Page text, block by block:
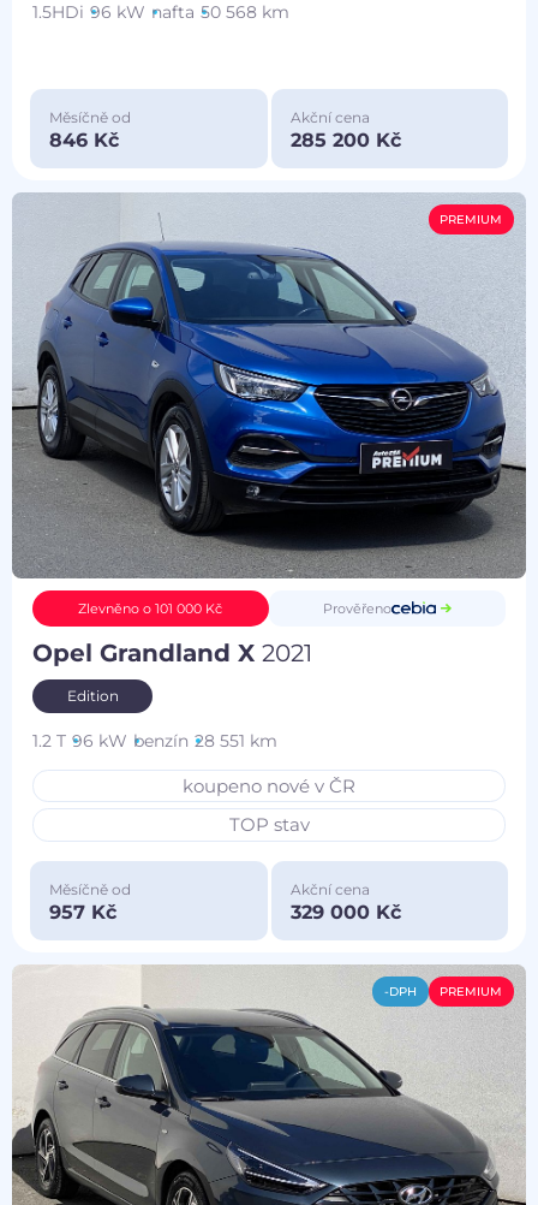
1.5HDi 96 kW nafta 50 568 km
Měsíčně od
846 Kč
Akční cena
285 200 Kč
PREMIUM
Zlevněno o 101 000 Kč Prověřeno
Opel Grandland X2021
Edition
1.2 T 96 kW benzín 28 551 km
koupeno nové v ČR
TOP stav
Měsíčně od
957 Kč
Akční cena
329 000 Kč
-DPH PREMIUM